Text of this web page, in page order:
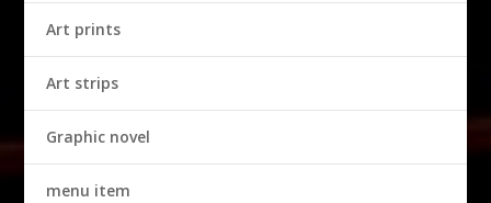
Art prints
Art strips
Graphic novel
menu item